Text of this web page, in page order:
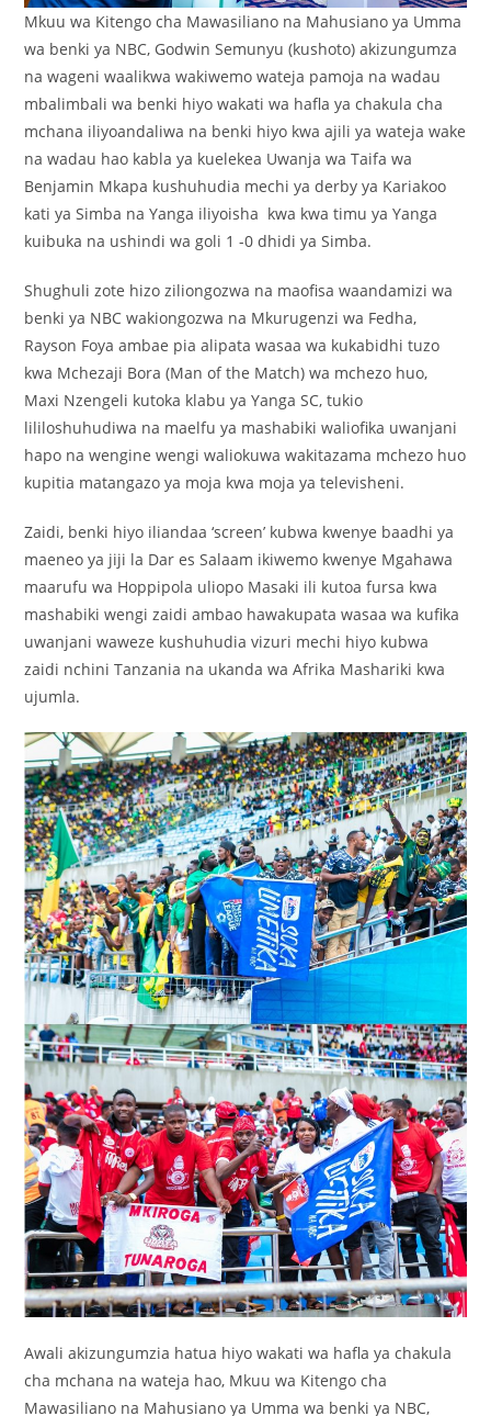
Mkuu wa Kitengo cha Mawasiliano na Mahusiano ya Umma
wa benki ya NBC, Godwin Semunyu (kushoto) akizungumza
na wageni waalikwa wakiwemo wateja pamoja na wadau
mbalimbali wa benki hiyo wakati wa hafla ya chakula cha
mchana iliyoandaliwa na benki hiyo kwa ajili ya wateja wake
na wadau hao kabla ya kuelekea Uwanja wa Taifa wa
Benjamin Mkapa kushuhudia mechi ya derby ya Kariakoo
kati ya Simba na Yanga iliyoisha kwa kwa timu ya Yanga
kuibuka na ushindi wa goli 1 -0 dhidi ya Simba.
Shughuli zote hizo ziliongozwa na maofisa waandamizi wa
benki ya NBC wakiongozwa na Mkurugenzi wa Fedha,
Rayson Foya ambae pia alipata wasaa wa kukabidhi tuzo
kwa Mchezaji Bora (Man of the Match) wa mchezo huo,
Maxi Nzengeli kutoka klabu ya Yanga SC, tukio
lililoshuhudiwa na maelfu ya mashabiki waliofika uwanjani
hapo na wengine wengi waliokuwa wakitazama mchezo huo
kupitia matangazo ya moja kwa moja ya televisheni.
Zaidi, benki hiyo iliandaa ‘screen’ kubwa kwenye baadhi ya
maeneo ya jiji la Dar es Salaam ikiwemo kwenye Mgahawa
maarufu wa Hoppipola uliopo Masaki ili kutoa fursa kwa
mashabiki wengi zaidi ambao hawakupata wasaa wa kufika
uwanjani waweze kushuhudia vizuri mechi hiyo kubwa
zaidi nchini Tanzania na ukanda wa Afrika Mashariki kwa
ujumla.
Awali akizungumzia hatua hiyo wakati wa hafla ya chakula
cha mchana na wateja hao, Mkuu wa Kitengo cha
Mawasiliano na Mahusiano ya Umma wa benki ya NBC,